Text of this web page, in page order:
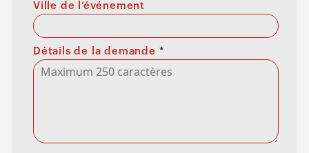
Ville de l’événement
Détails de la demande *